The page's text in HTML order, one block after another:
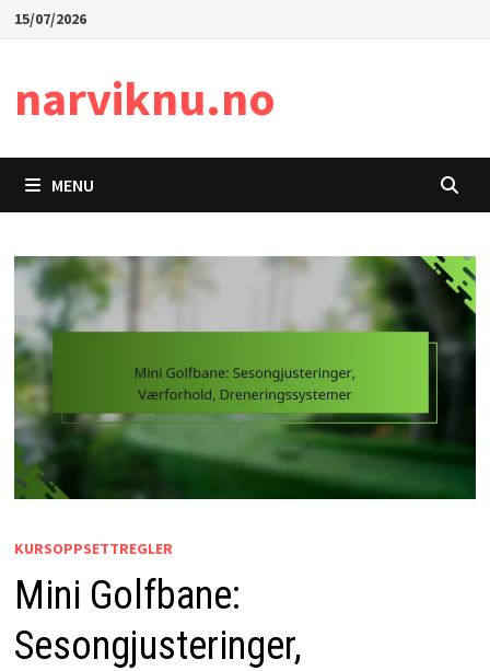
Skip15/07/2026
narviknu.no
MENU
KURSOPPSETTREGLER
Mini Golfbane:
Sesongjusteringer,